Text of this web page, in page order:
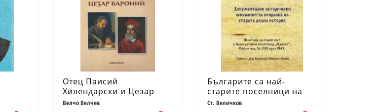
Отец Паисий
Хилендарски и Цезар
Бароний
Велчо Велчев
Българите са най-
старите поселници на
Балканския полуостров
Ст. Величков